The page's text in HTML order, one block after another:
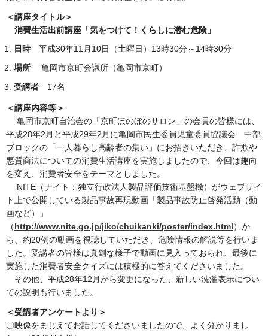
＜講座タイトル＞
消費生活出前講座「気をつけて！くらしに潜む危険」
日時平成30年11月10日（土曜日）13時30分～14時30分
場所 亀岡市京町会議所（亀岡市京町）
受講者 17名
＜講座内容等＞
亀岡市京町自治会の「京町ほのぼのサロン」の会員の皆様には、
平成28年2月と平成29年2月に亀岡市民生委員児童委員協議会 中部
ブロックの「一人暮らし高齢者の集い」にお招きいただき、詐欺や
悪質商法についての消費生活講座を実施しましたので、今回は趣向
を変え、消費者安全をテーマとしました。
NITE（ナイト：独立行政法人製品評価技術基盤機）がウェブサイ
ト上で公開している製品事故再現動画「製品事故防止啓発活動（動
画など）」
（http://www.nite.go.jp/jiko/chuikanki/poster/index.html）か
ら、約20例の動画を視聴していただき、危険情報の解説等を行いま
した。受講者の皆様は真剣な様子で動画に見入っておられ、最後に
実施した消費者安全クイズには積極的に答えてくださいました。
その他、平成28年12月から変更になった、新しい洗濯表示につい
ての説明も行いました。
＜受講者アンケートより＞
〇映像をまじえてお話してくださいましたので、よく分かりまし